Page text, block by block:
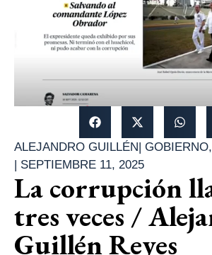
ALEJANDRO GUILLÉN| GOBIERNO,
| SEPTIEMBRE 11, 2025
La corrupción
tres veces /
Guillén Reyes